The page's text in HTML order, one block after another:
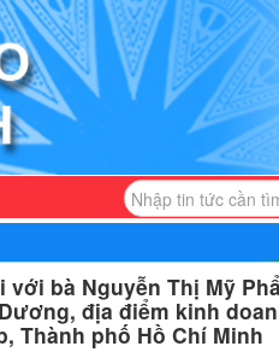
bà Nguyễn Thị Mỹ
địa điểm kinh
Thành phố Hồ Chí Minh